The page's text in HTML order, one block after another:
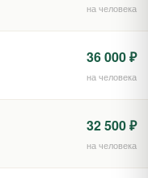
на человека
36 000 ₽
на человека
32 500 ₽
на человека